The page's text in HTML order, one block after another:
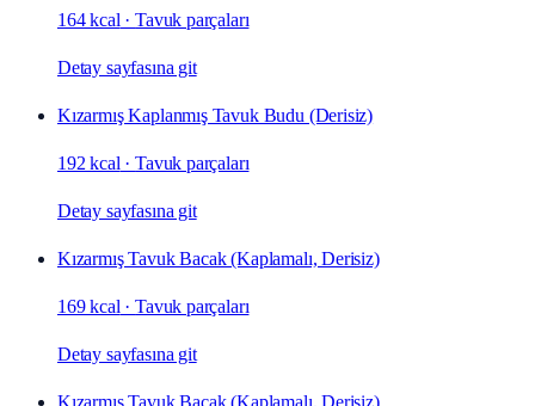
164 kcal ·Tavuk parçaları
Detay sayfasına git
Kızarmış Kaplanmış Tavuk Budu (Derisiz)
192 kcal ·Tavuk parçaları
Detay sayfasına git
Kızarmış Tavuk Bacak (Kaplamalı, Derisiz)
169 kcal ·Tavuk parçaları
Detay sayfasına git
Kızarmış Tavuk Bacak (Kaplamalı, Derisiz)